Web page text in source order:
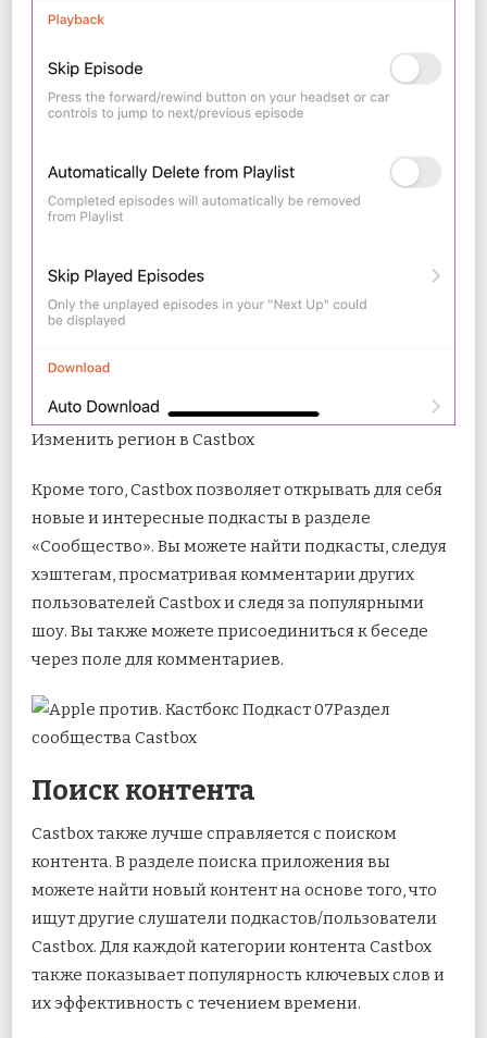
Изменить регион в Castbox
Кроме того, Castbox позволяет открывать для себя
новые и интересные подкасты в разделе
«Сообщество». Вы можете найти подкасты, следуя
хэштегам, просматривая комментарии других
пользователей Castbox и следя за популярными
шоу. Вы также можете присоединиться к беседе
через поле для комментариев.
Раздел
сообщества Castbox
Поиск контента
Castbox также лучше справляется с поиском
контента. В разделе поиска приложения вы
можете найти новый контент на основе того, что
ищут другие слушатели подкастов/пользователи
Castbox. Для каждой категории контента Castbox
также показывает популярность ключевых слов и
их эффективность с течением времени.